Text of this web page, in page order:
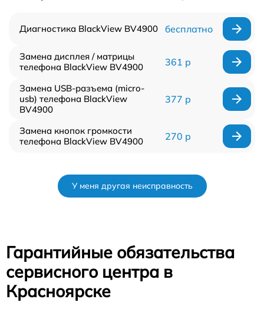
Диагностика BlackView BV4900 бесплатно
Замена дисплея / матрицы
телефона BlackView BV4900
361 р
Замена USB-разъема (micro-
usb) телефона BlackView
BV4900
377 р
Замена кнопок громкости
телефона BlackView BV4900
270 р
У меня другая неисправность
Гарантийные обязательства
сервисного центра в
Красноярске